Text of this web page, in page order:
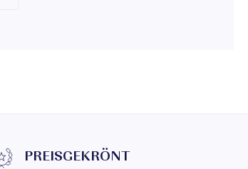
PREISGEKRÖNT